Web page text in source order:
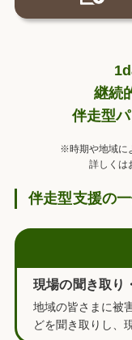
継続
伴走型
※時期や地域に
詳しくは
伴走型支援の一
現場の聞き取り
地域の皆さまに被
どを聞き取りし、